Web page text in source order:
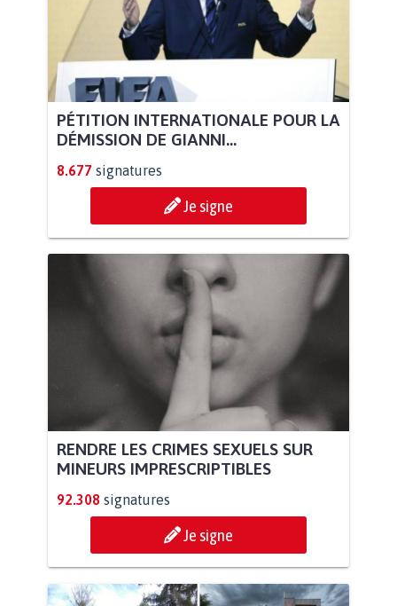
PÉTITION INTERNATIONALE POUR LA
DÉMISSION DE GIANNI...
8.677 signatures
Je signe
RENDRE LES CRIMES SEXUELS SUR
MINEURS IMPRESCRIPTIBLES
92.308 signatures
Je signe